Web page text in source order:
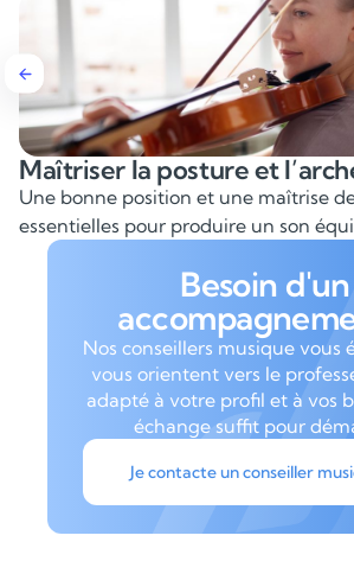
Maîtriser la posture et
Une bonne position et une maîtrise
essentielles pour produire un son
Besoin d'un
Nos conseillers musique vous
vous orientent vers le
adapté à votre profil et à vos
échange suffit pour
Je contacte un conseiller